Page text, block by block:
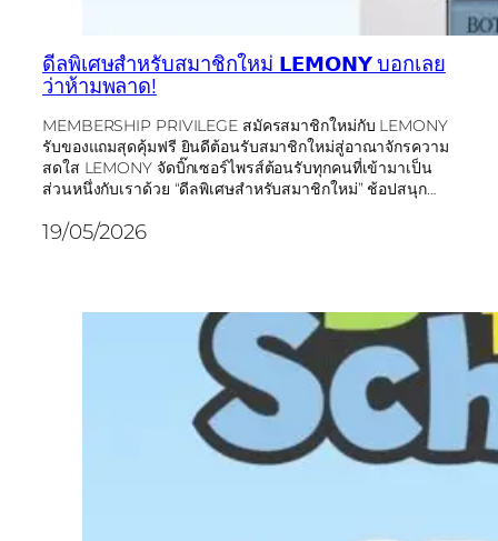
ดีลพิเศษสำหรับสมาชิกใหม่ 𝗟𝗘𝗠𝗢𝗡𝗬 บอกเลย
ว่าห้ามพลาด!
MEMBERSHIP PRIVILEGE สมัครสมาชิกใหม่กับ LEMONY
รับของแถมสุดคุ้มฟรี ยินดีต้อนรับสมาชิกใหม่สู่อาณาจักรความ
สดใส LEMONY จัดบิ๊กเซอร์ไพรส์ต้อนรับทุกคนที่เข้ามาเป็น
ส่วนหนึ่งกับเราด้วย “ดีลพิเศษสำหรับสมาชิกใหม่” ช้อปสนุก…
19/05/2026